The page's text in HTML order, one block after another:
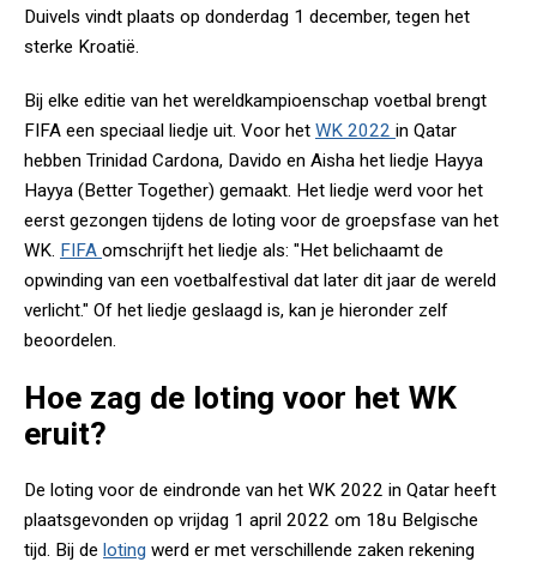
Duivels vindt plaats op donderdag 1 december, tegen het
sterke Kroatië.
Bij elke editie van het wereldkampioenschap voetbal brengt
FIFA een speciaal liedje uit. Voor het WK 2022 in Qatar
hebben Trinidad Cardona, Davido en Aisha het liedje Hayya
Hayya (Better Together) gemaakt. Het liedje werd voor het
eerst gezongen tijdens de loting voor de groepsfase van het
WK. FIFA omschrijft het liedje als: "Het belichaamt de
opwinding van een voetbalfestival dat later dit jaar de wereld
verlicht." Of het liedje geslaagd is, kan je hieronder zelf
beoordelen.
Hoe zag de loting voor het WK
eruit?
De loting voor de eindronde van het WK 2022 in Qatar heeft
plaatsgevonden op vrijdag 1 april 2022 om 18u Belgische
tijd. Bij de loting werd er met verschillende zaken rekening